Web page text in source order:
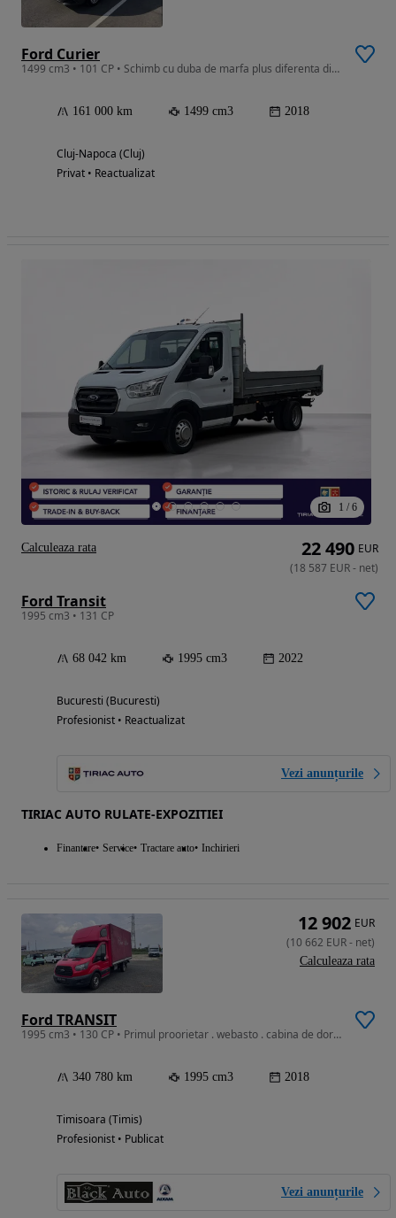
Ford Curier
1499 cm3 • 101 CP • Schimb cu duba de marfa plus diferenta diferentaVand Ford Curier 2018
161 000 km 1499 cm3 2018
Cluj-Napoca (Cluj)
Privat • Reactualizat
1 / 6
Ford Transit
1995 cm3 • 131 CP
68 042 km 1995 cm3 2022
Bucuresti (Bucuresti)
Profesionist • Reactualizat
Vezi anunțurile
TIRIAC AUTO RULATE-EXPOZITIEI
Finantare Service Tractare auto Inchirieri
22 490 EUR
(18 587 EUR- net)
Calculeaza rata
Ford TRANSIT
1995 cm3 • 130 CP • Primul proorietar . webasto . cabina de dormit . 2.0diesel . 130cp
340 780 km 1995 cm3 2018
Timisoara (Timis)
Profesionist • Publicat
Vezi anunțurile
12 902 EUR
(10 662 EUR- net)
Calculeaza rata